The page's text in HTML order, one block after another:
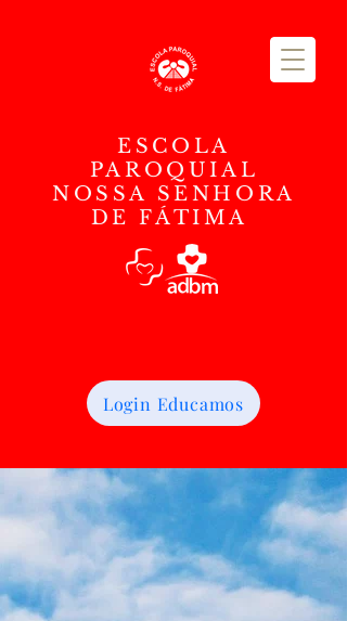
ESCOLA
PAROQUIAL
NOSSA SENHORA
DE FÁTIMA
Login Educamos